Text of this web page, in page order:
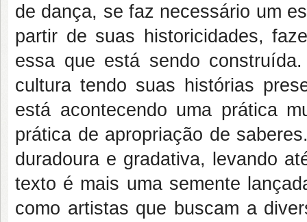
de dança, se faz necessário um
partir de suas historicidades,
essa que está sendo
cultura tendo suas histórias
está acontecendo uma prática
prática de apropriação de
duradoura e gradativa, levando
texto é mais uma semente
como artistas que buscam a